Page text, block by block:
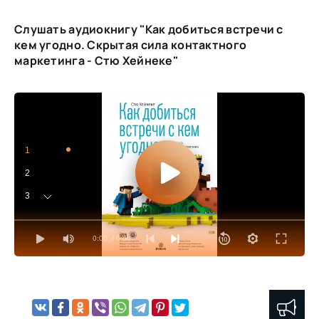
Слушать аудиокнигу "Как добиться встречи с
кем угодно. Скрытая сила контактного
маркетинга - Стю Хейнеке"
0:00 / 0:00
1
2
3
4